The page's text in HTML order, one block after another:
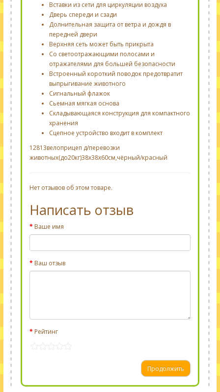
Вставки из сети для циркуляции воздуха
Дверь спереди и сзади
Долнительная защита от ветра и дождя в
передней двери
Верхняя сеть может быть прикрыта
Со светоотражающими полосами и
отражателями для большей безопасности
Встроенный короткий поводок предотвратит
выпрыгивание животного
Сигнальный флажок
Сьемная мягкая основа
Складывающаяся конструкция для компактного
хранения
Сцепное устройство входит в комплект
12813велоприцеп д/перевозки
животных(до20кг)38х38х60см,чёрный/красный
Нет отзывов об этом товаре.
Написать отзыв
Ваше имя
Ваш отзыв
Рейтинг
Продолжить